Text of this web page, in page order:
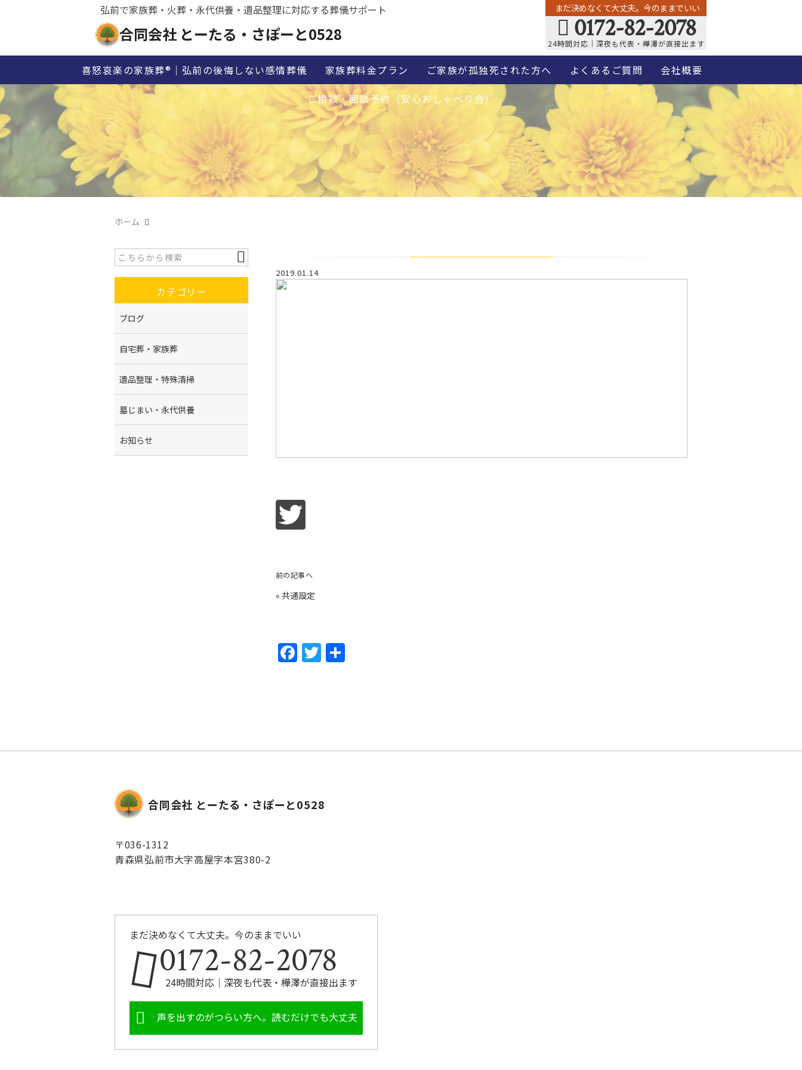
弘前で家族葬・火葬・永代供養・遺品整理に対応する葬儀サポート
合同会社 とーたる・さぽーと0528
まだ決めなくて大丈夫。今のままでいい
0172-82-2078
24時間対応｜深夜も代表・樺澤が直接出ます
喜怒哀楽の家族葬®｜弘前の後悔しない感情葬儀 家族葬料金プラン ご家族が孤独死された方へ よくあるご質問
会社概要
ご相談・面談予約（安心おしゃべり会）
ホーム
2019.01.14
前の記事へ
« 共通設定
F
o
T
カテゴリー
ブログ
自宅葬・家族葬
遺品整理・特殊清掃
墓じまい・永代供養
お知らせ
合同会社 とーたる・さぽーと0528
〒036-1312
青森県弘前市大字高屋字本宮380-2
まだ決めなくて大丈夫。今のままでいい
0172-82-2078
24時間対応｜深夜も代表・樺澤が直接出ます
声を出すのがつらい方へ。読むだけでも大丈夫